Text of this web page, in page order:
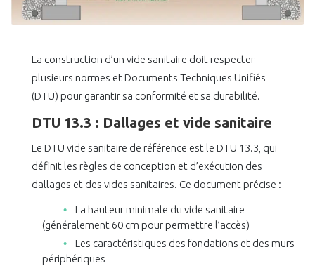
La construction d’un vide sanitaire doit respecter
plusieurs normes et Documents Techniques Unifiés
(DTU) pour garantir sa conformité et sa durabilité.
DTU 13.3 : Dallages et vide sanitaire
Le DTU vide sanitaire de référence est le DTU 13.3, qui
définit les règles de conception et d’exécution des
dallages et des vides sanitaires. Ce document précise :
La hauteur minimale du vide sanitaire
(généralement 60 cm pour permettre l’accès)
Les caractéristiques des fondations et des murs
périphériques